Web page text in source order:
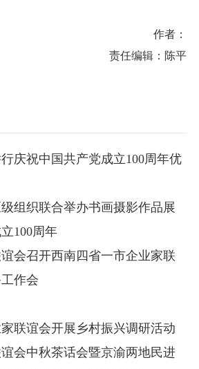
作者：
责任编辑：陈平
庆祝中国共产党成立100周年优
组织联合举办书画摄影作品展
100周年
会召开西南四省一市企业家联
作会
联谊会开展乡村振兴调研活动
会中秋茶话会暨京渝两地民进